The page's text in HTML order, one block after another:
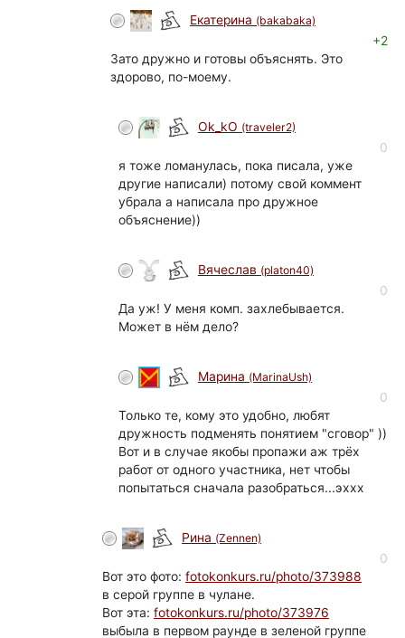
Екатерина (bakabaka)
+2
Зато дружно и готовы объяснять. Это
здорово, по-моему.
Ok_kO (traveler2)
0
я тоже ломанулась, пока писала, уже
другие написали) потому свой коммент
убрала а написала про дружное
объяснение))
Вячеслав (platon40)
0
Да уж! У меня комп. захлебывается.
Может в нём дело?
Марина (MarinaUsh)
0
Только те, кому это удобно, любят
дружность подменять понятием "сговор" ))
Вот и в случае якобы пропажи аж трёх
работ от одного участника, нет чтобы
попытаться сначала разобраться...эххх
Рина (Zennen)
0
Вот это фото: fotokonkurs.ru/photo/373988
в серой группе в чулане.
Вот эта: fotokonkurs.ru/photo/373976
выбыла в первом раунде в зеленой группе